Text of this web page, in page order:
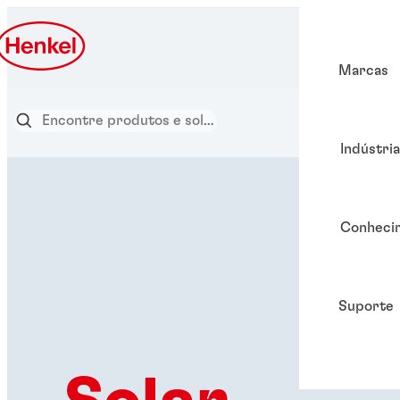
Marcas
Suporte